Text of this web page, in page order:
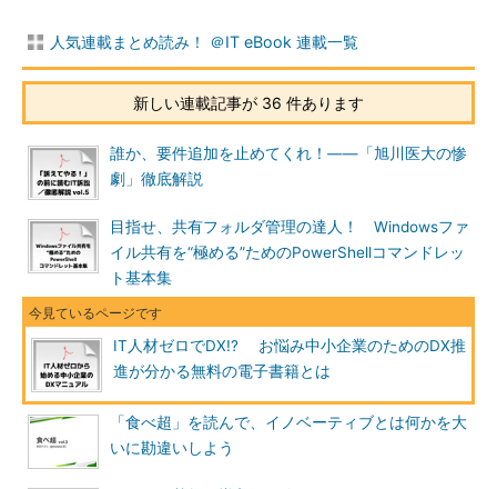
人気連載まとめ読み！ ＠IT eBook 連載一覧
新しい連載記事が 36 件あります
誰か、要件追加を止めてくれ！――「旭川医大の惨
劇」徹底解説
目指せ、共有フォルダ管理の達人！ Windowsファ
イル共有を“極める”ためのPowerShellコマンドレッ
ト基本集
IT人材ゼロでDX!? お悩み中小企業のためのDX推
進が分かる無料の電子書籍とは
「食べ超」を読んで、イノベーティブとは何かを大
いに勘違いしよう